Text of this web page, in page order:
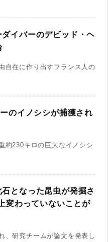
イバーのデビッド・ヘ
自在に作り出すフランス人の
のイノシシが捕獲され
約230キロの巨大なイノシシ
となった昆虫が発掘さ
変わっていないことが
、研究チームが論文を発表し